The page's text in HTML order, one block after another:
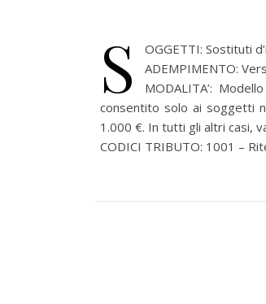
S
OGGETTI: Sostituti
ADEMPIMENTO:
MODALITA’:
consentito solo ai soggetti
1.000 €. In tutti gli altri casi,
CODICI TRIBUTO: 1001 –